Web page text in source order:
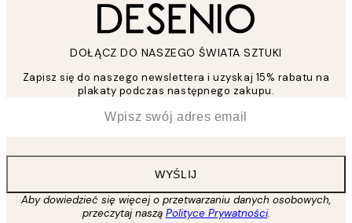
DOŁĄCZ DO NASZEGO ŚWIATA SZTUKI
Zapisz się do naszego newslettera i uzyskaj 15% rabatu na
plakaty podczas następnego zakupu.
WYŚLIJ
Aby dowiedzieć się więcej o przetwarzaniu danych osobowych,
przeczytaj naszą Polityce Prywatności.